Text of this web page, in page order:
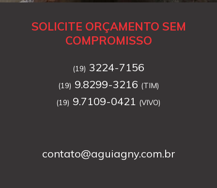
SOLICITE ORÇAMENTO SEM
COMPROMISSO
(19) 3224-7156
(19) 9.8299-3216 (TIM)
(19) 9.7109-0421 (VIVO)
contato@aguiagny.com.br